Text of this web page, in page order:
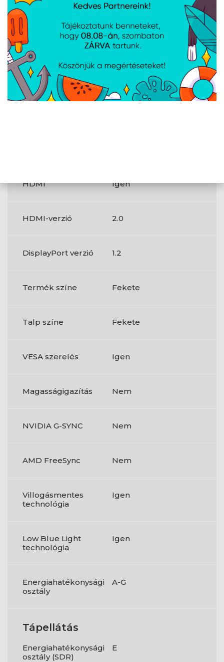
DisplayPort száma
Fejhallgató
kimenetek
Beépített USB-
Nem
HDMI Igen
HDMI-verzió 2.0
DisplayPort verzió 1.2
Termék színe Fekete
Talp színe Fekete
VESA szerelés Igen
Magasságigazítás Nem
NVIDIA G-SYNC Nem
AMD FreeSync Nem
Villogásmentes
technológia
Igen
Low Blue Light
technológia
Igen
Energiahatékonysági
osztály
A-G
Tápellátás
Energiahatékonysági
osztály (SDR)
E